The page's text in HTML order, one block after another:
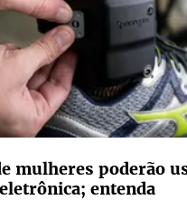
mulheres poderão
entenda